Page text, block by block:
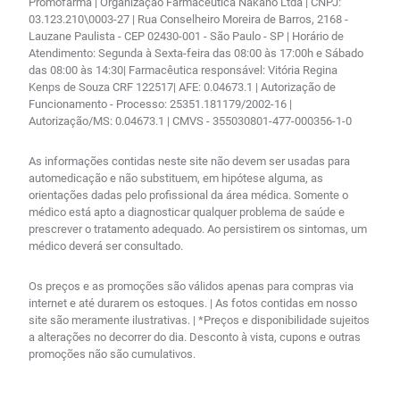
03.123.210\0003-27 | Rua Conselheiro Moreira de Barros, 2168 -
Lauzane Paulista - CEP 02430-001 - São Paulo - SP | Horário de
Atendimento: Segunda à Sexta-feira das 08:00 às 17:00h e Sábado
das 08:00 às 14:30| Farmacêutica responsável: Vitória Regina
Kenps de Souza CRF 122517| AFE: 0.04673.1 | Autorização de
Funcionamento - Processo: 25351.181179/2002-16 |
Autorização/MS: 0.04673.1 | CMVS - 355030801-477-000356-1-0
As informações contidas neste site não devem ser usadas para
automedicação e não substituem, em hipótese alguma, as
orientações dadas pelo profissional da área médica. Somente o
médico está apto a diagnosticar qualquer problema de saúde e
prescrever o tratamento adequado. Ao persistirem os sintomas, um
médico deverá ser consultado.
Os preços e as promoções são válidos apenas para compras via
internet e até durarem os estoques. | As fotos contidas em nosso
site são meramente ilustrativas. | *Preços e disponibilidade sujeitos
a alterações no decorrer do dia. Desconto à vista, cupons e outras
promoções não são cumulativos.